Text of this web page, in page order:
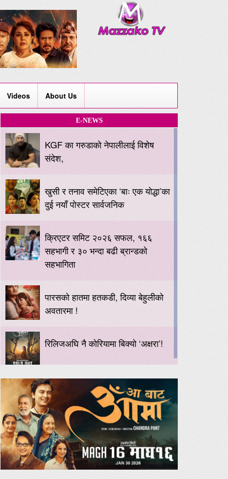
Videos About Us
E-NEWS
KGF का गरुडाको नेपालीलाई विशेष
संदेश,
खुसी र तनाव समेटिएका ‘बाः एक योद्धा’का
दुई नयाँ पोस्टर सार्वजनिक
क्रिएटर समिट २०२६ सफल, १६६
सहभागी र ३० भन्दा बढी ब्रान्डको
सहभागिता
पारसको हातमा हतकडी, दिव्या बेहुलीको
अवतारमा !
रिलिजअघि नै कोरियामा बिक्यो ‘अक्षरा’!